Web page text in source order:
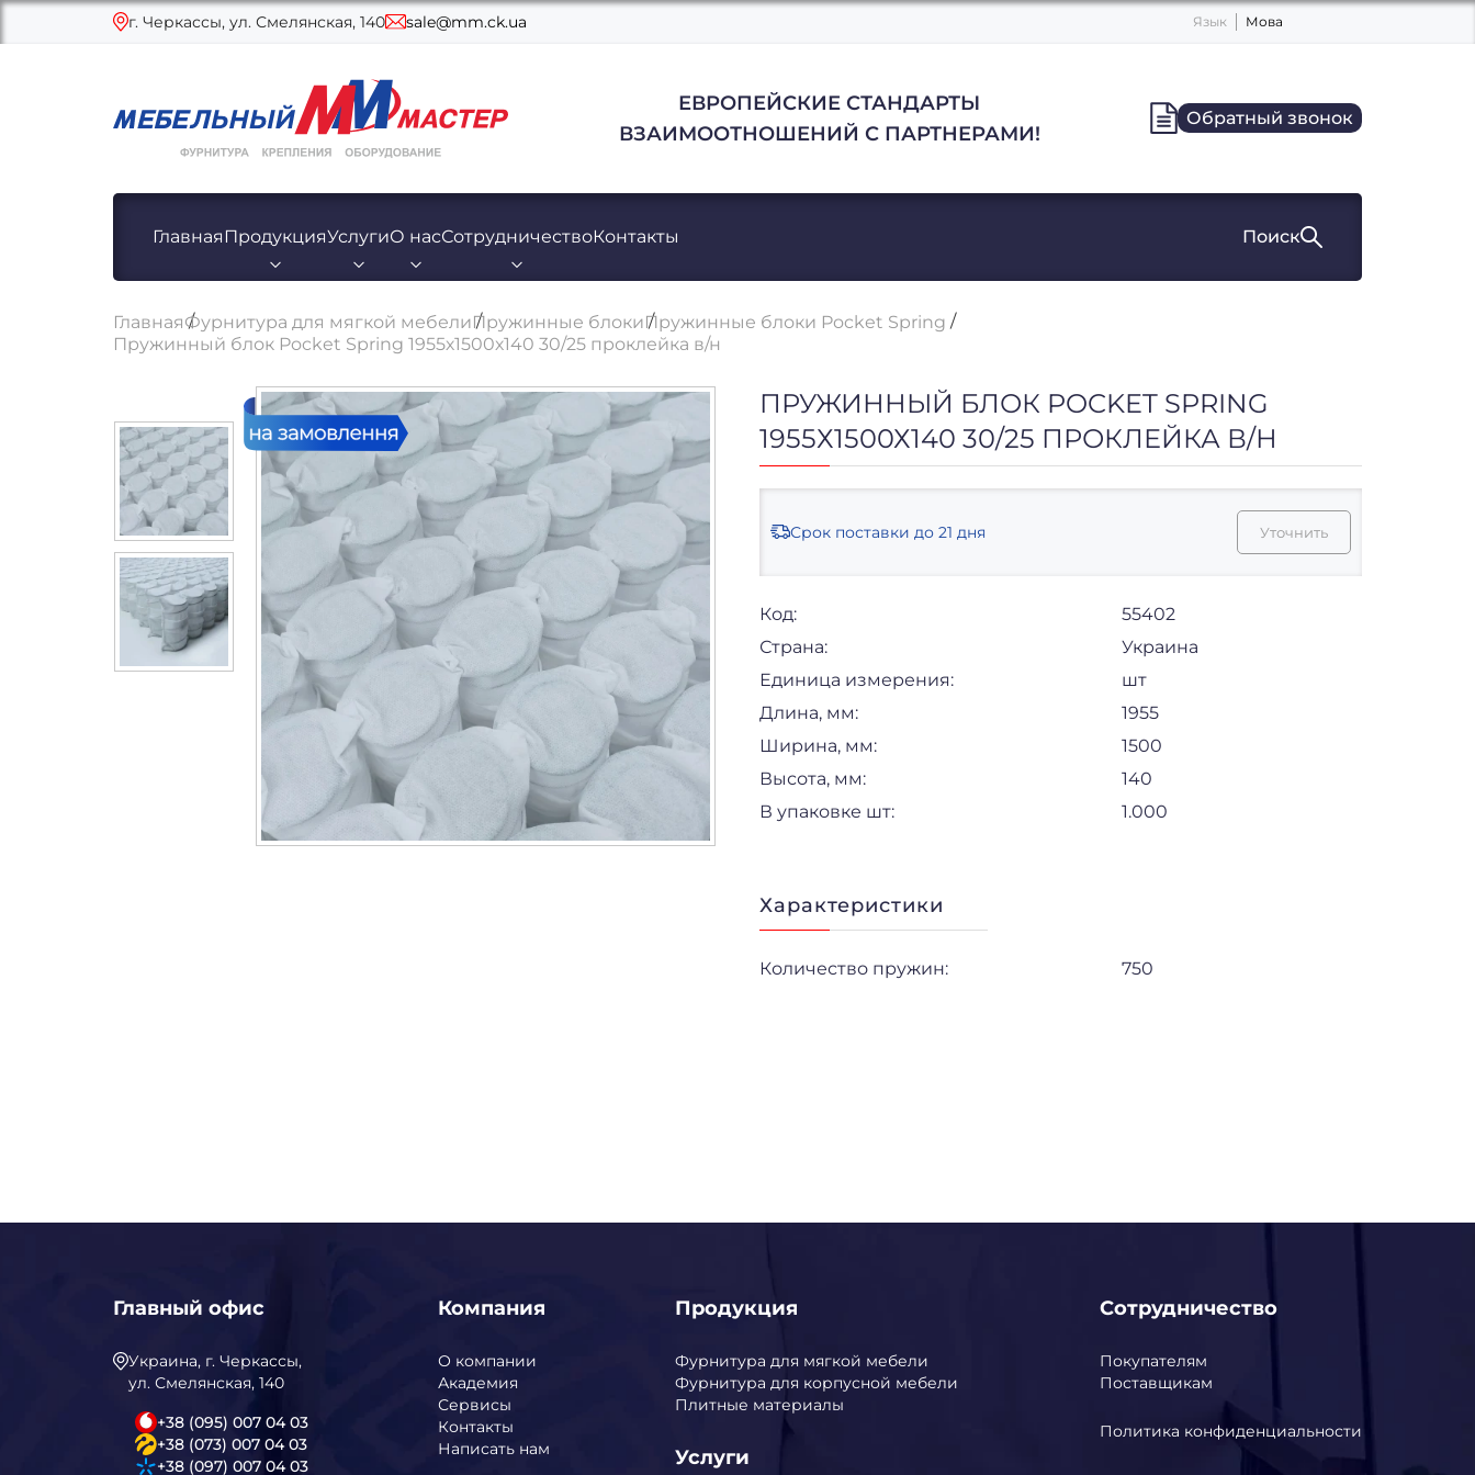
г. Черкассы, ул. Смелянская, 140 sale@mm.ck.ua Язык Мова
ЕВРОПЕЙСКИЕ СТАНДАРТЫ
ВЗАИМООТНОШЕНИЙ С ПАРТНЕРАМИ!
Обратный звонок
Главная ПродукцияУслугиО насСотрудничествоКонтакты Поиск
ГлавнаяФурнитура для мягкой мебелиПружинные блокиПружинные блоки Pocket Spring
Пружинный блок Pocket Spring 1955х1500х140 30/25 проклейка в/н
ПРУЖИННЫЙ БЛОК POCKET SPRING
1955Х1500Х140 30/25 ПРОКЛЕЙКА В/Н
Срок поставки до 21 дня Уточнить
Код:
55402
Страна:
Украина
Единица измерения:
шт
Длина, мм:
1955
Ширина, мм:
1500
Высота, мм:
140
В упаковке шт:
1.000
Характеристики
Количество пружин: 750
Главный офис
Украина, г. Черкассы,
ул. Смелянская, 140
+38 (095) 007 04 03
+38 (073) 007 04 03
+38 (097) 007 04 03
Компания
О компании
Академия
Сервисы
Контакты
Написать нам
Продукция
Фурнитура для мягкой мебели
Фурнитура для корпусной мебели
Плитные материалы
Услуги
Сотрудничество
Покупателям
Поставщикам
Политика конфиденциальности